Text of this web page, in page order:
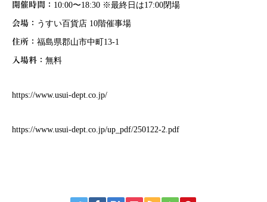
開催時間： 10:00〜18:30 ※最終日は17:00閉場
会場： うすい百貨店 10階催事場
住所： 福島県郡山市中町13-1
入場料： 無料
https://www.usui-dept.co.jp/
https://www.usui-dept.co.jp/up_pdf/250122-2.pdf